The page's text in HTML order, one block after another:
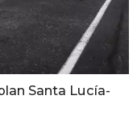
Santa Lucía-